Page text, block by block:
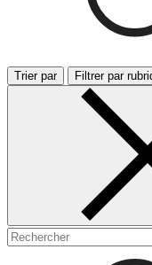
Trier par Filtrer par